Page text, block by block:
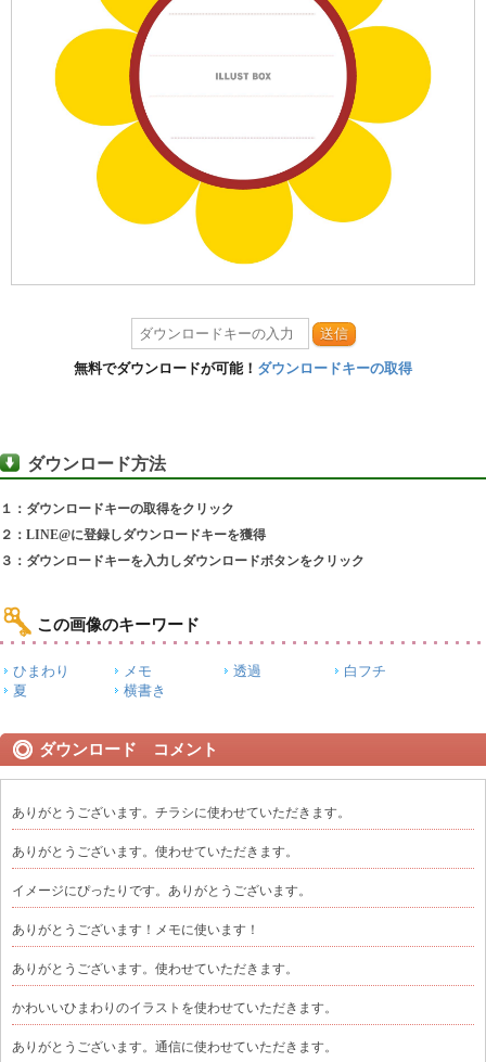
送信
無料でダウンロードが可能！ ダウンロードキーの取得
ダウンロード方法
１：ダウンロードキーの取得をクリック
２：LINE@に登録しダウンロードキーを獲得
３：ダウンロードキーを入力しダウンロードボタンをクリック
この画像のキーワード
ひまわり メモ 透過
白フチ
夏
横書き
ダウンロード コメント
ありがとうございます。チラシに使わせていただきます。
ありがとうございます。使わせていただきます。
イメージにぴったりです。ありがとうございます。
ありがとうございます！メモに使います！
ありがとうございます。使わせていただきます。
かわいいひまわりのイラストを使わせていただきます。
ありがとうございます。通信に使わせていただきます。